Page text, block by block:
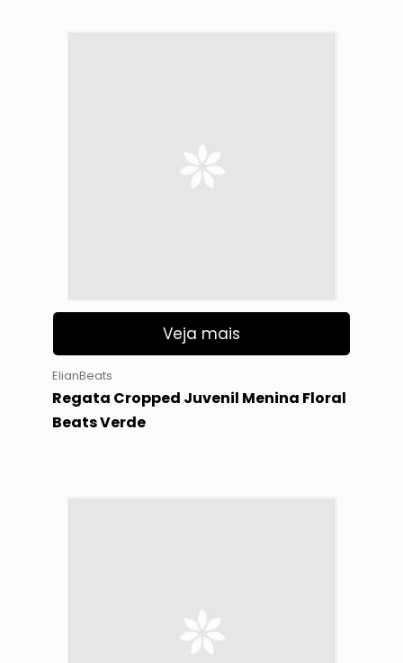
Veja mais
ElianBeats
Regata Cropped Juvenil Menina Floral
Beats Verde